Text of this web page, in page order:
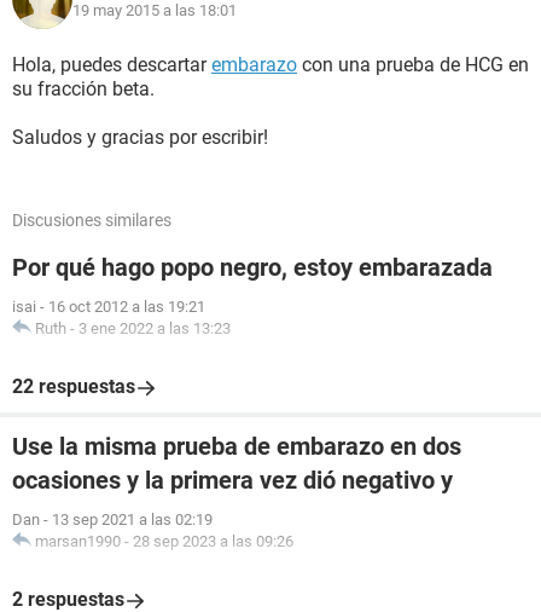
19 may 2015 a las 18:01
Hola, puedes descartarembarazo con una prueba de HCG en
su fracción beta.
Saludos y gracias por escribir!
Discusiones similares
Por qué hago popo negro, estoy embarazada
isai - 16 oct 2012 a las 19:21
Ruth - 3 ene 2022 a las 13:23
22 respuestas
Use la misma prueba de embarazo en dos
ocasiones y la primera vez dió negativo y
Dan - 13 sep 2021 a las 02:19
marsan1990 - 28 sep 2023 a las 09:26
2 respuestas